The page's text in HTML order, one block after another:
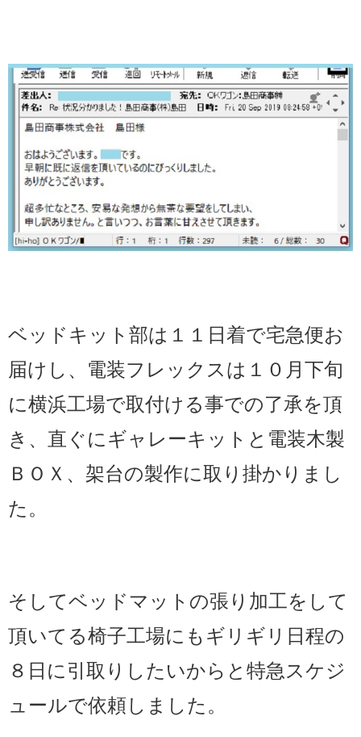
ベッドキット部は１１日着で宅急便お
届けし、電装フレックスは１０月下旬
に横浜工場で取付ける事での了承を頂
き、直ぐにギャレーキットと電装木製
ＢＯＸ、架台の製作に取り掛かりまし
た。
そしてベッドマットの張り加工をして
頂いてる椅子工場にもギリギリ日程の
８日に引取りしたいからと特急スケジ
ュールで依頼しました。